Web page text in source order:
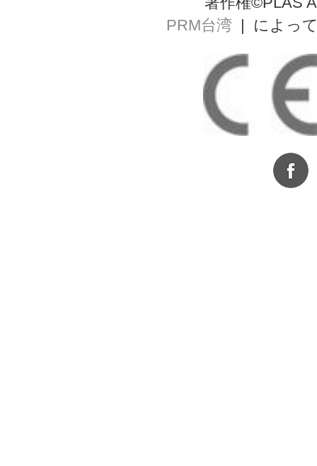
PRM台湾 | によっ